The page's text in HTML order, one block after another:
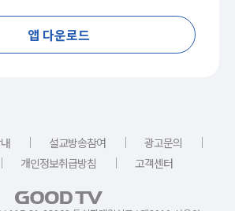
앱 다운로드
｜ 설교방송참여 ｜ 광고문의
｜
｜ 개인정보취급방침 ｜ 고객센터